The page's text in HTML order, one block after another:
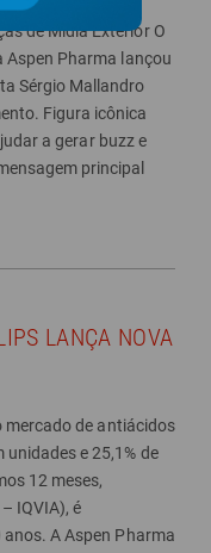
de Mídia Exterior O
Aspen Pharma lançou
Sérgio Mallandro
Figura icônica
a gerar buzz e
principal
LANÇA NOVA
mercado de antiácidos
unidades e 25,1% de
12 meses,
IQVIA), é
A Aspen Pharma